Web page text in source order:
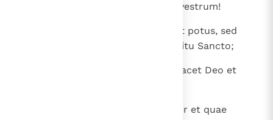
Non ergo blasphemetur bonum vestrum!
Non est enim regnum Dei esca et potus, sed
iustitia et pax et gaudium in Spiritu Sancto;
qui enim in hoc servit Christo, placet Deo et
Itaque, quae pacis sunt, sectemur et quae